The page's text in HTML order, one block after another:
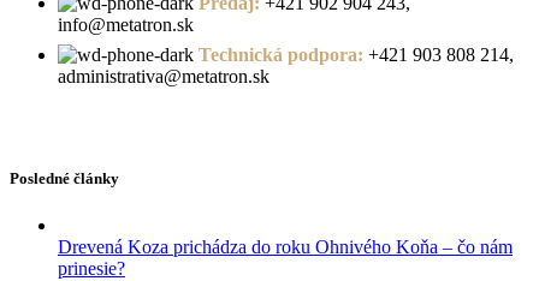
info@metatron.sk
Technická podpora: +421 903 808 214,
administrativa@metatron.sk
Posledné články
Drevená Koza prichádza do roku Ohnivého Koňa – čo nám
prinesie?